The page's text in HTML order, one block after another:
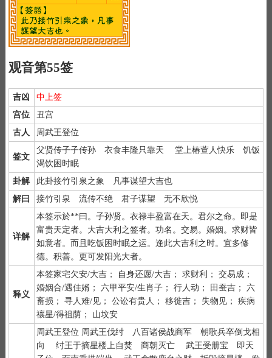
观音第55签
吉凶
中上签
宫位
丑宫
古人
周武王登位
签文
父贤传子子传孙 衣食丰隆只靠天 堂上椿萱人快乐 饥饭
渴饮困时眠
卦解
此卦接竹引泉之象 凡事谋望大吉也
解曰
接竹引泉 流传不绝 君子谋望 无不欣悦
详解
本签示於**曰。子孙贤。衣禄丰盈富在天。君尔之命。即是
富贵天定者。大吉大利之签者。功名。交易。婚姻。求财皆
如意者。而且吃饭困时眠之运。逢此大吉利之时。宜多修
德。积善。更可发阳光大者。
释义
本签家宅欠安/大吉； 自身还愿/大吉； 求财利； 交易成；
婚姻合/遇佳婿； 六甲平安/生肖子； 行人动； 田蚕吉； 六
畜损； 寻人难/见； 公讼有贵人； 移徙吉； 失物见； 疾病
禳星/得祖荫； 山坟安
周武王登位 周武王伐纣 八百诸侯战商军 朝歌兵卒倒戈相
向 纣王于摘星楼上自焚 商朝灭亡 武王受册宝 即天
1）抽签前先抛弃杂念，双手合十默念"南无大慈大悲救苦救难观世
音菩萨"三遍（南无读音为那谟）。
2）默念自己姓名、出生时间、居住地址；再请求需要指点的事
情；最后点上面的签筒开始抽签！心诚则灵，否则掷到笑杯的机率
很高。
抽签的时间：中午十二点左右和晚上十一点前或者后，晚上十
一点是阴阳相接之时，最适宜抽签，抽签的信息也最准确；房事后
和打雷下大雨时不要抽签，因为此时信息不稳。
紫微详批 奇门遁甲 梅花易数 六壬测事